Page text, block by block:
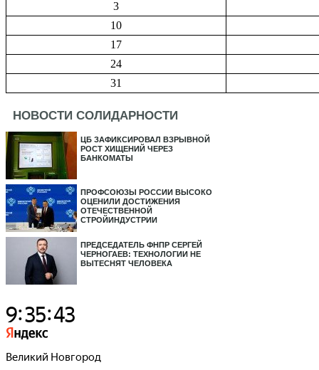
3
10
17
24
31
НОВОСТИ СОЛИДАРНОСТИ
ЦБ ЗАФИКСИРОВАЛ ВЗРЫВНОЙ
РОСТ ХИЩЕНИЙ ЧЕРЕЗ
БАНКОМАТЫ
ПРОФСОЮЗЫ РОССИИ ВЫСОКО
ОЦЕНИЛИ ДОСТИЖЕНИЯ
ОТЕЧЕСТВЕННОЙ
СТРОЙИНДУСТРИИ
ПРЕДСЕДАТЕЛЬ ФНПР СЕРГЕЙ
ЧЕРНОГАЕВ: ТЕХНОЛОГИИ НЕ
ВЫТЕСНЯТ ЧЕЛОВЕКА